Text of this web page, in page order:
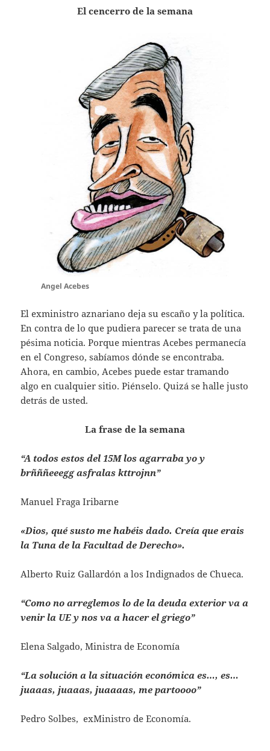
El cencerro de la semana
Angel Acebes
El exministro aznariano deja su escaño y la política.
En contra de lo que pudiera parecer se trata de una
pésima noticia. Porque mientras Acebes permanecía
en el Congreso, sabíamos dónde se encontraba.
Ahora, en cambio, Acebes puede estar tramando
algo en cualquier sitio. Piénselo. Quizá se halle justo
detrás de usted.
La frase de la semana
“A todos estos del 15M los agarraba yo y
brñññeeegg asfralas kttrojnn”
Manuel Fraga Iribarne
«Dios, qué susto me habéis dado. Creía que erais
la Tuna de la Facultad de Derecho».
Alberto Ruiz Gallardón a los Indignados de Chueca.
“Como no arreglemos lo de la deuda exterior va a
venir la UE y nos va a hacer el griego”
Elena Salgado, Ministra de Economía
“La solución a la situación económica es…, es…
juaaas, juaaas, juaaaas, me partoooo”
Pedro Solbes, exMinistro de Economía.